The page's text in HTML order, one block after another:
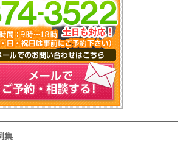
集